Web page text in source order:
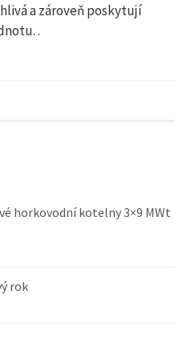
a zároveň poskytují
.
horkovodní kotelny 3×9 MWt
rok